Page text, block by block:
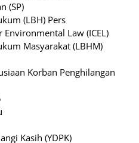
(SP)
(LBH) Pers
Law (ICEL)
Masyarakat (LBHM)
Korban Penghilangan
Kasih (YDPK)